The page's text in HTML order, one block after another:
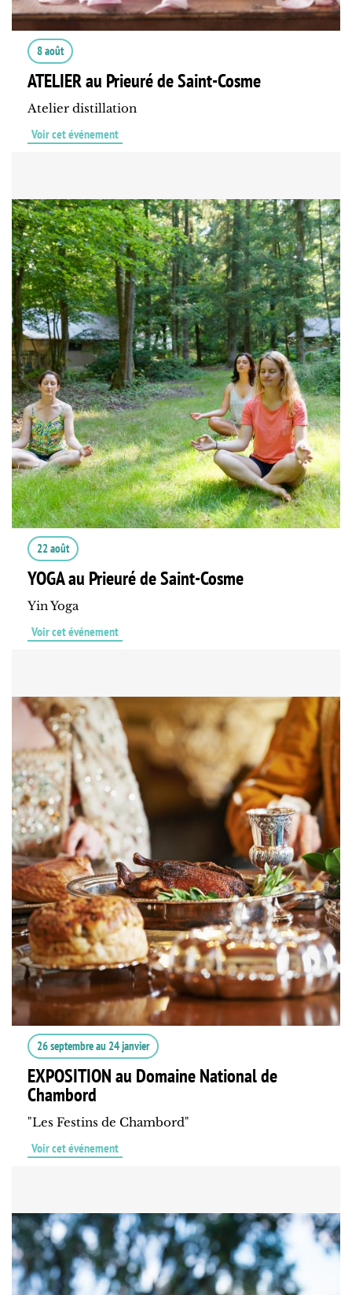
8 août
ATELIER au Prieuré de Saint-Cosme
Atelier distillation
Voir cet événement
22 août
YOGA au Prieuré de Saint-Cosme
Yin Yoga
Voir cet événement
26 septembreau 24 janvier
EXPOSITION au Domaine National de
Chambord
"Les Festins de Chambord"
Voir cet événement